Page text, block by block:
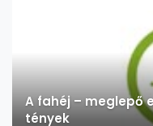
A fahéj – meglepő egészséggel kapcsolatos
tények